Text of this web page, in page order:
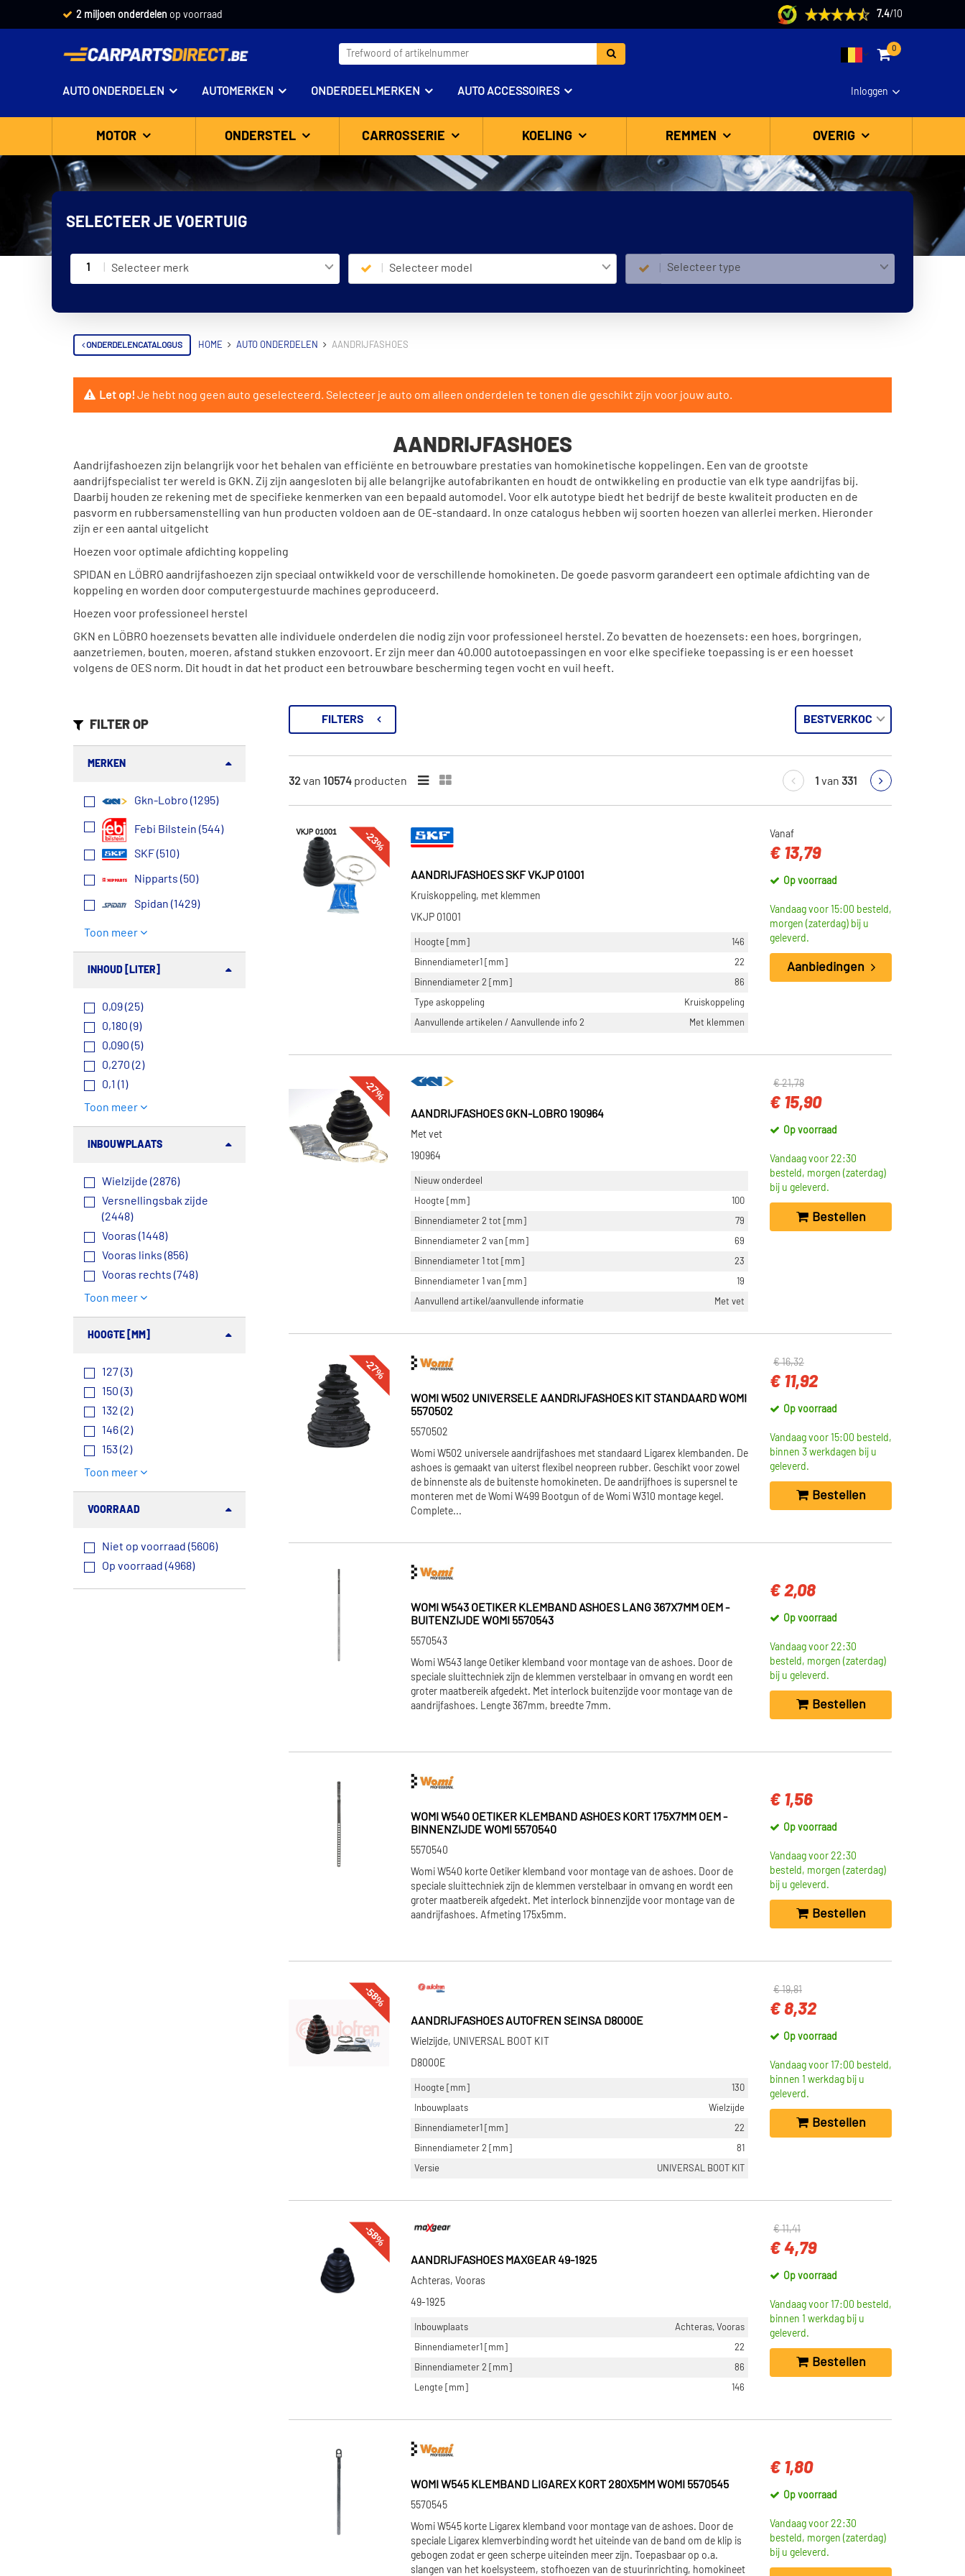
2 miljoen onderdelen op voorraad 7.4/ 10
0
Inloggen
AUTO ONDERDELEN AUTOMERKEN ONDERDEELMERKEN AUTO ACCESSOIRES
MOTOR ONDERSTEL CARROSSERIE KOELING REMMEN OVERIG
SELECTEER JE VOERTUIG
1 Selecteer merk Selecteer model Selecteer type
ONDERDELENCATALOGUS HOME AUTO ONDERDELEN AANDRIJFASHOES
Let op!Je hebt nog geen auto geselecteerd. Selecteer je auto om alleen onderdelen te tonen die geschikt zijn voor jouw auto.
AANDRIJFASHOES
Aandrijfashoezen zijn belangrijk voor het behalen van efficiënte en betrouwbare prestaties van homokinetische koppelingen. Een van de grootste
aandrijfspecialist ter wereld is GKN. Zij zijn aangesloten bij alle belangrijke autofabrikanten en houdt de ontwikkeling en productie van elk type aandrijfas bij.
Daarbij houden ze rekening met de specifieke kenmerken van een bepaald automodel. Voor elk autotype biedt het bedrijf de beste kwaliteit producten en de
pasvorm en rubbersamenstelling van hun producten voldoen aan de OE-standaard. In onze catalogus hebben wij soorten hoezen van allerlei merken. Hieronder
zijn er een aantal uitgelicht
Hoezen voor optimale afdichting koppeling
SPIDAN en LÖBRO aandrijfashoezen zijn speciaal ontwikkeld voor de verschillende homokineten. De goede pasvorm garandeert een optimale afdichting van de
koppeling en worden door computergestuurde machines geproduceerd.
Hoezen voor professioneel herstel
GKN en LÖBRO hoezensets bevatten alle individuele onderdelen die nodig zijn voor professioneel herstel. Zo bevatten de hoezensets: een hoes, borgringen,
aanzetriemen, bouten, moeren, afstand stukken enzovoort. Er zijn meer dan 40.000 autotoepassingen en voor elke specifieke toepassing is er een hoesset
volgens de OES norm. Dit houdt in dat het product een betrouwbare bescherming tegen vocht en vuil heeft.
FILTER OP
MERKEN
Gkn-Lobro (1295)
Febi Bilstein (544)
SKF (510)
Nipparts (50)
Spidan (1429)
Toon meer
INHOUD [LITER]
0,09 (25)
0,180 (9)
0,090 (5)
0,270 (2)
0,1 (1)
Toon meer
INBOUWPLAATS
Wielzijde (2876)
Versnellingsbak zijde
(2448)
Vooras (1448)
Vooras links (856)
Vooras rechts (748)
Toon meer
HOOGTE [MM]
127 (3)
150 (3)
132 (2)
146 (2)
153 (2)
Toon meer
VOORRAAD
Niet op voorraad (5606)
Op voorraad (4968)
FILTERS
32van 10574 producten 1 van 331
-23%
AANDRIJFASHOES SKF VKJP 01001
Kruiskoppeling, met klemmen
VKJP 01001
Hoogte [mm]
146
Binnendiameter1 [mm]
22
Binnendiameter 2 [mm]
86
Type askoppeling
Kruiskoppeling
Aanvullende artikelen / Aanvullende info 2
Met klemmen
Vanaf
€ 13,79
Op voorraad
Vandaag voor 15:00 besteld,
morgen (zaterdag) bij u
geleverd.
Aanbiedingen
-27%
AANDRIJFASHOES GKN-LOBRO 190964
Met vet
190964
Nieuw onderdeel
Hoogte [mm]
100
Binnendiameter 2 tot [mm]
79
Binnendiameter 2 van [mm]
69
Binnendiameter 1 tot [mm]
23
Binnendiameter 1 van [mm]
19
Aanvullend artikel/aanvullende informatie
Met vet
€ 21,78
€ 15,90
Op voorraad
Vandaag voor 22:30
besteld, morgen (zaterdag)
bij u geleverd.
Bestellen
-27%
WOMI W502 UNIVERSELE AANDRIJFASHOES KIT STANDAARD WOMI
5570502
5570502
Womi W502 universele aandrijfashoes met standaard Ligarex klembanden. De
ashoes is gemaakt van uiterst flexibel neopreen rubber. Geschikt voor zowel
de binnenste als de buitenste homokineten. De aandrijfhoes is supersnel te
monteren met de Womi W499 Bootgun of de Womi W310 montage kegel.
Complete...
€ 16,32
€ 11,92
Op voorraad
Vandaag voor 15:00 besteld,
binnen 3 werkdagen bij u
geleverd.
Bestellen
WOMI W543 OETIKER KLEMBAND ASHOES LANG 367X7MM OEM -
BUITENZIJDE WOMI 5570543
5570543
Womi W543 lange Oetiker klemband voor montage van de ashoes. Door de
speciale sluittechniek zijn de klemmen verstelbaar in omvang en wordt een
groter maatbereik afgedekt. Met interlock buitenzijde voor montage van de
aandrijfashoes. Lengte 367mm, breedte 7mm.
€ 2,08
Op voorraad
Vandaag voor 22:30
besteld, morgen (zaterdag)
bij u geleverd.
Bestellen
WOMI W540 OETIKER KLEMBAND ASHOES KORT 175X7MM OEM -
BINNENZIJDE WOMI 5570540
5570540
Womi W540 korte Oetiker klemband voor montage van de ashoes. Door de
speciale sluittechniek zijn de klemmen verstelbaar in omvang en wordt een
groter maatbereik afgedekt. Met interlock binnenzijde voor montage van de
aandrijfashoes. Afmeting 175x5mm.
€ 1,56
Op voorraad
Vandaag voor 22:30
besteld, morgen (zaterdag)
bij u geleverd.
Bestellen
-58%
AANDRIJFASHOES AUTOFREN SEINSA D8000E
Wielzijde, UNIVERSAL BOOT KIT
D8000E
Hoogte [mm]
130
Inbouwplaats
Wielzijde
Binnendiameter1 [mm]
22
Binnendiameter 2 [mm]
81
Versie
UNIVERSAL BOOT KIT
€ 19,81
€ 8,32
Op voorraad
Vandaag voor 17:00 besteld,
binnen 1 werkdag bij u
geleverd.
Bestellen
-58%
AANDRIJFASHOES MAXGEAR 49-1925
Achteras, Vooras
49-1925
Inbouwplaats
Achteras, Vooras
Binnendiameter1 [mm]
22
Binnendiameter 2 [mm]
86
Lengte [mm]
146
€ 11,41
€ 4,79
Op voorraad
Vandaag voor 17:00 besteld,
binnen 1 werkdag bij u
geleverd.
Bestellen
WOMI W545 KLEMBAND LIGAREX KORT 280X5MM WOMI 5570545
5570545
Womi W545 korte Ligarex klemband voor montage van de ashoes. Door de
speciale Ligarex klemverbinding wordt het uiteinde van de band om de klip is
gebogen zodat er geen scherpe uiteinden meer zijn. Toepasbaar op o.a.
slangen van het koelsysteem, stofhoezen van de stuurinrichting, homokineet
€ 1,80
Op voorraad
Vandaag voor 22:30
besteld, morgen (zaterdag)
bij u geleverd.